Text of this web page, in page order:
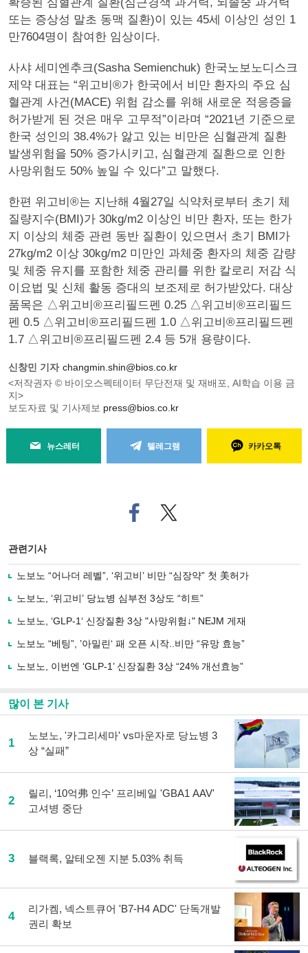
또는 증상성 말초 동맥 질환)이 있는 45세 이상인 성인 1
만7604명이 참여한 임상이다.
사샤 세미엔추크(Sasha Semienchuk) 한국노보노디스크
제약 대표는 “위고비®가 한국에서 비만 환자의 주요 심
혈관계 사건(MACE) 위험 감소를 위해 새로운 적응증을
허가받게 된 것은 매우 고무적”이라며 “2021년 기준으로
한국 성인의 38.4%가 앓고 있는 비만은 심혈관계 질환
발생위험을 50% 증가시키고, 심혈관계 질환으로 인한
사망위험도 50% 높일 수 있다”고 말했다.
한편 위고비®는 지난해 4월27일 식약처로부터 초기 체
질량지수(BMI)가 30kg/m2 이상인 비만 환자, 또는 한가
지 이상의 체중 관련 동반 질환이 있으면서 초기 BMI가
27kg/m2 이상 30kg/m2 미만인 과체중 환자의 체중 감량
및 체중 유지를 포함한 체중 관리를 위한 칼로리 저감 식
이요법 및 신체 활동 증대의 보조제로 허가받았다. 대상
품목은 △위고비®프리필드펜 0.25 △위고비®프리필드
펜 0.5 △위고비®프리필드펜 1.0 △위고비®프리필드펜
1.7 △위고비®프리필드펜 2.4 등 5개 용량이다.
신창민 기자 changmin.shin@bios.co.kr
<저작권자 © 바이오스펙테이터 무단전재 및 재배포, AI학습 이용 금
지>
보도자료 및 기사제보 press@bios.co.kr
뉴스레터 텔레그램 카카오톡
페
이
로
기
사
유
기
트위
터로
관련기사
노보노 “어나더 레벨”, ‘위고비’ 비만 “심장약” 첫 美허가
노보노, ‘위고비’ 당뇨병 심부전 3상도 “히트”
노보노, ‘GLP-1‘ 신장질환 3상 "사망위험↓" NEJM 게재
노보노 “베팅”, ’아밀린‘ 패 오픈 시작..비만 “유망 효능”
노보노, 이번엔 ‘GLP-1’ 신장질환 3상 “24% 개선효능”
많이 본 기사
1
노보노, '카그리세마' vs마운자로 당뇨병 3
상 “실패”
2
릴리, ‘10억弗 인수’ 프리베일 'GBA1 AAV'
고셔병 중단
3 블랙록, 알테오젠 지분 5.03% 취득
4
리가켐, 넥스트큐어 'B7-H4 ADC' 단독개발
권리 확보